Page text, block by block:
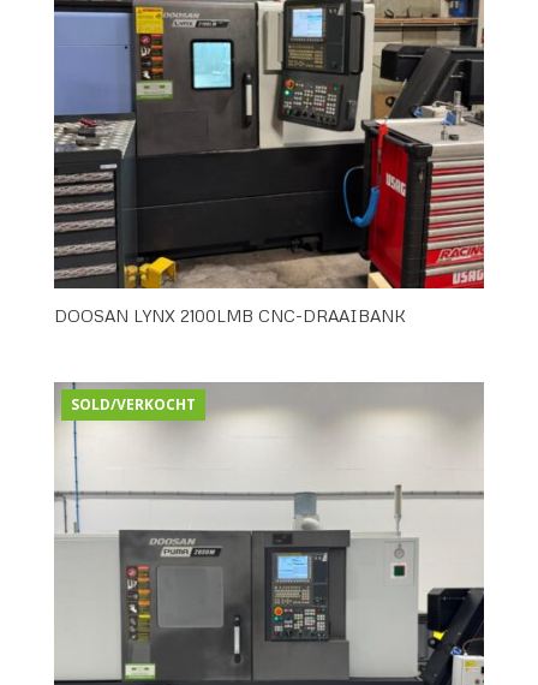
DOOSAN LYNX 2100LMB CNC-DRAAIBANK
SOLD/VERKOCHT